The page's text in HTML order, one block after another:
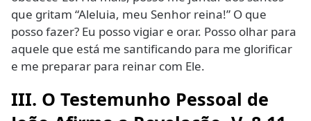
que gritam “Aleluia, meu Senhor reina!” O que
posso fazer? Eu posso vigiar e orar. Posso olhar para
aquele que está me santificando para me glorificar
e me preparar para reinar com Ele.
III. O Testemunho Pessoal de